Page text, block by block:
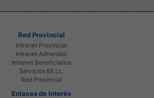
Red Provincial
Intranet Provincial
Intranet Adheridos
Intranet Beneficiarios
Servicios EE.LL.
Red Provincial
Enlaces de interés